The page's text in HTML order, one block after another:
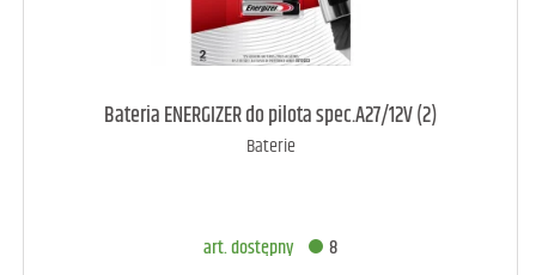
art. dostępny 31
Bateria ENERGIZER do pilota spec.A27/12V (2)
Baterie
art. dostępny 8